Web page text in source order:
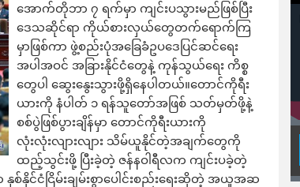
အောက်တိုဘာ ၇ ရက်မှာ ကျင်းပသွားမည်ဖြစ်ပြီး
ဒေသဆိုင်ရာ ကိုယ်စားလှယ်တွေတက်ရောက်ကြ
မှာဖြစ်ကာ ဖွဲ့စည်းပုံအခြေခံဥပဒေပြင်ဆင်ရေး
အပါအဝင် အခြားနိုင်ငံတွေနဲ့ ကုန်သွယ်ရေး ကိစ္စ
တွေပါ ဆွေးနွေးသွားဖို့ရှိနေပါတယ်။တောင်ကိုရီး
ယားကို နံပါတ် ၁ ရန်သူတော်အဖြစ် သတ်မှတ်ဖို့နဲ့
စစ်ပွဲဖြစ်ပွားချိန်မှာ တောင်ကိုရီးယားကို
လုံးလုံးလျားလျား သိမ်ယူနိုင်တဲ့အချက်တွေကို
ထည့်သွင်းဖို့ ပြီးခဲ့တဲ့ ဇန်နဝါရီလက ကျင်းပခဲ့တဲ့
နိုင်ငံငြိမ်းချမ်းစွာပေါင်းစည်းရေးဆိုတဲ့ အယူအဆ